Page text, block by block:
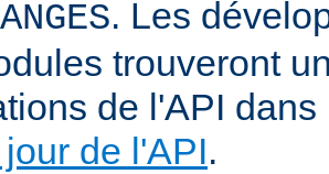
. Les
trouveront
de l'API
de l'API.